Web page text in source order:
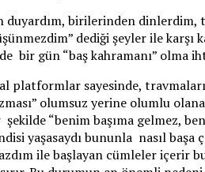
duyardım, birilerinden
dediği şeyler ile karşı
bir gün “baş kahramanı” olma
platformlar sayesinde,
olumsuz yerine olumlu
“benim başıma gelmez,
yaşasaydı bununla nasıl
ile başlayan cümleler